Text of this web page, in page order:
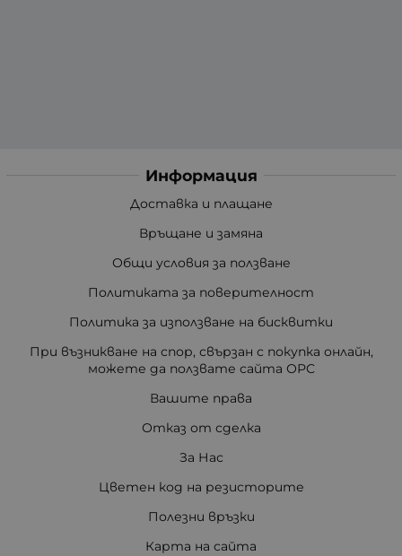
Информация
Доставка и плащане
Връщане и замяна
Общи условия за ползване
Политиката за поверителност
Политика за използване на бисквитки
При възникване на спор, свързан с покупка онлайн,
можете да ползвате сайта ОРС
Вашите права
Отказ от сделка
За Нас
Цветен код на резисторите
Полезни връзки
Карта на сайта